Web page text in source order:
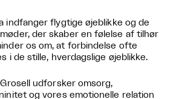
indfanger flygtige øjeblikke og de
der skaber en følelse af tilhør
os om, at forbindelse ofte
i de stille, hverdagslige øjeblikke.
udforsker omsorg,
og vores emotionelle relation